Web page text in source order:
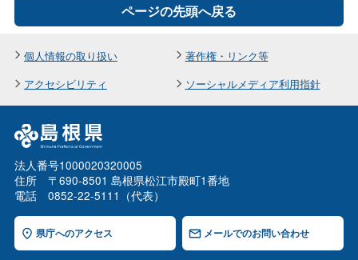
ページの先頭へ戻る
個人情報の取り扱い
著作権・リンク等
アクセシビリティ
ソーシャルメディア利用指針
法人番号1000020320005
住所 〒690-8501 島根県松江市殿町1番地
電話 0852-22-5111（代表）
県庁へのアクセス メールでのお問い合わせ